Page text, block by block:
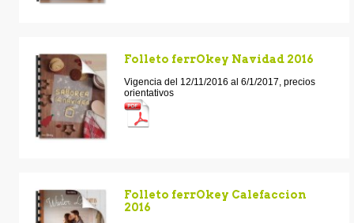
Folleto ferrOkey Navidad 2016
Vigencia del 12/11/2016 al 6/1/2017, precios
orientativos
Folleto ferrOkey Calefaccion
2016